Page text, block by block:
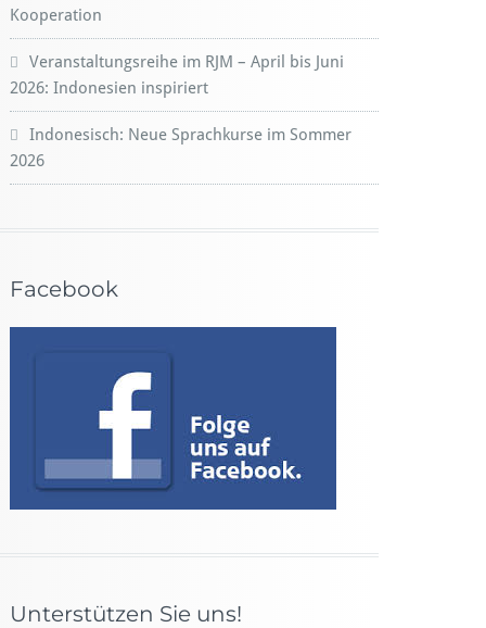
Kooperation
Veranstaltungsreihe im RJM – April bis Juni
2026: Indonesien inspiriert
Indonesisch: Neue Sprachkurse im Sommer
2026
Facebook
Unterstützen Sie uns!